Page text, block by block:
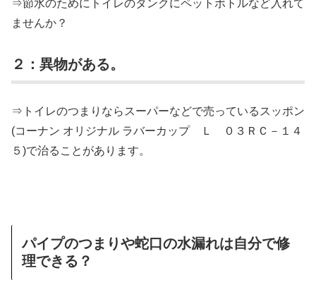
⇒節水のためにトイレのタンクにペットボトルなど入れて
ませんか？
２：異物がある。
⇒トイレのつまりならスーパーなどで売っているスッポン
(コーナン オリジナル ラバーカップ Ｌ ０３ＲＣ－１４
５)で治ることがあります。
パイプのつまりや蛇口の水漏れは自分で修
理できる？